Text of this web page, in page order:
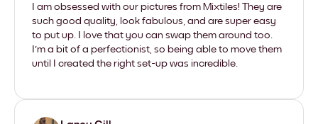
I am obsessed with our pictures from Mixtiles! They are
such good quality, look fabulous, and are super easy
to put up. I love that you can swap them around too.
I'm a bit of a perfectionist, so being able to move them
until I created the right set-up was incredible.